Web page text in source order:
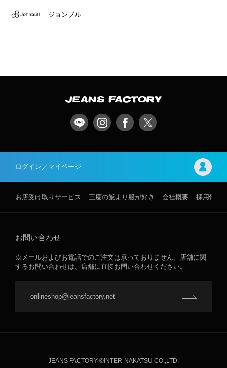
ジョンブル
ログイン／マイページ
お店受け取りサービス 三度の飯より服が好き 会社概要 採用情報
お問い合わせ
※メールおよびお電話でのご注文は承っておりません。店舗に関
するお問い合わせは、店舗に直接お問い合わせください。
onlineshop@jeansfactory.net
JEANS FACTORY ©INTER-NAKATSU CO.,LTD.